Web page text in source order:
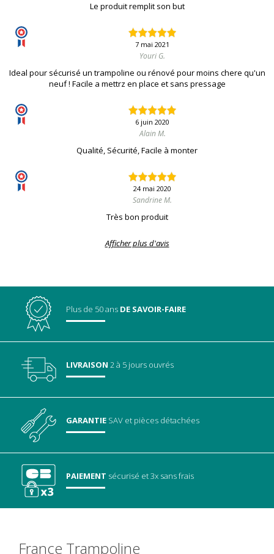
Le produit remplit son but
7 mai 2021
Youri G.
Ideal pour sécurisé un trampoline ou rénové pour moins chere qu'un
neuf ! Facile a mettrz en place et sans pressage
6 juin 2020
Alain M.
Qualité, Sécurité, Facile à monter
24 mai 2020
Sandrine M.
Très bon produit
Afficher plus d'avis
Plus de 50 ans DE SAVOIR-FAIRE
LIVRAISON 2 à 5 jours ouvrés
GARANTIE SAV et pièces détachées
PAIEMENT sécurisé et 3x sans frais
France Trampoline